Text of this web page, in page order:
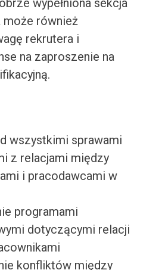
wypełniona sekcja
może również
rekrutera i
na zaproszenie na
wszystkimi sprawami
z relacjami między
i pracodawcami w
programami
dotyczącymi relacji
konfliktów między